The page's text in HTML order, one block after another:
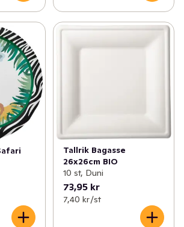
Tallrik Bagasse
26x26cm BIO
10 st, Duni
73,95 kr
7,40 kr /st